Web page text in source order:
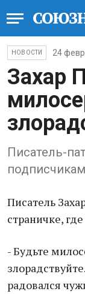
НОВОСТИ 24
Захар
Писатель-
подписчикам
Писатель
страничке,
- Будьте
радовался